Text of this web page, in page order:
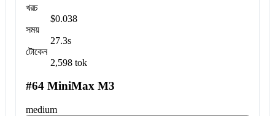
খরচ
$0.038
সময়
27.3s
টোকেন
2,598 tok
#64 MiniMax M3
medium